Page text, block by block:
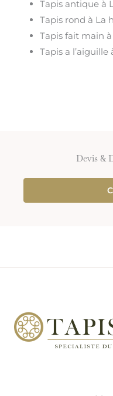
Tapis antique à
Tapis rond à La
Tapis fait main
Tapis a
Devis &